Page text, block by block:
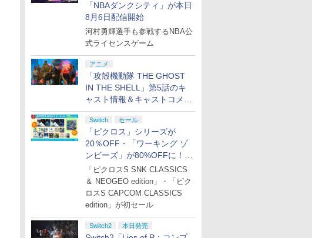
「NBAダンクシティ」が本日
8月6日配信開始
河村勇輝選手も参戦するNBA公
式ライセンスゲーム
アニメ
「攻殻機動隊 THE GHOST
IN THE SHELL」第5話のキ
ャスト情報＆キャストコメン
ト、エンドカードを公開！
Switch セール
「ピクロス」シリーズが
20％OFF・「ワーキング ゾ
ンビーズ」が80%OFFに！
「ジュピターサマーセール
2026」開催
「ピクロスS SNK CLASSICS
＆ NEOGEO edition」・「ピク
ロスS CAPCOM CLASSICS
edition」が初セール
Switch2 本日発売